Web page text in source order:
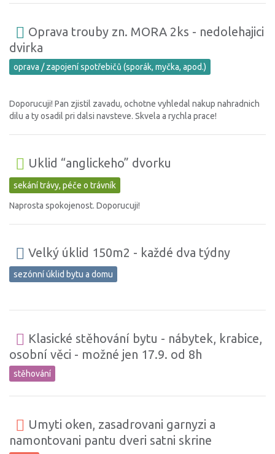
Oprava trouby zn. MORA 2ks - nedolehajici
dvirka
oprava / zapojení spotřebičů (sporák, myčka, apod.)
Doporucuji! Pan zjistil zavadu, ochotne vyhledal nakup nahradnich
dilu a ty osadil pri dalsi navsteve. Skvela a rychla prace!
Uklid “anglickeho” dvorku
sekání trávy, péče o trávník
Naprosta spokojenost. Doporucuji!
Velký úklid 150m2 - každé dva týdny
sezónní úklid bytu a domu
Klasické stěhování bytu - nábytek, krabice,
osobní věci - možné jen 17.9. od 8h
stěhování
Umyti oken, zasadrovani garnyzi a
namontovani pantu dveri satni skrine